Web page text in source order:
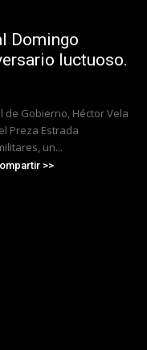
Domingo
luctuoso.
Gobierno, Héctor Vela
Preza Estrada
un...
>>